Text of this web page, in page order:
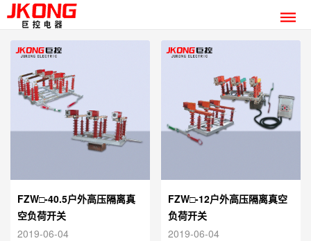
FZW□-40.5户外高压隔离真
空负荷开关
2019-06-04
FZW□-12户外高压隔离真空
负荷开关
2019-06-04